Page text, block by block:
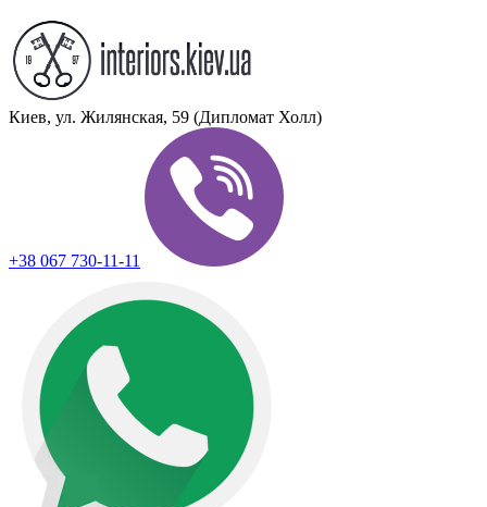
Киев, ул. Жилянская, 59 (Дипломат Холл)
+38 067 730-11-11